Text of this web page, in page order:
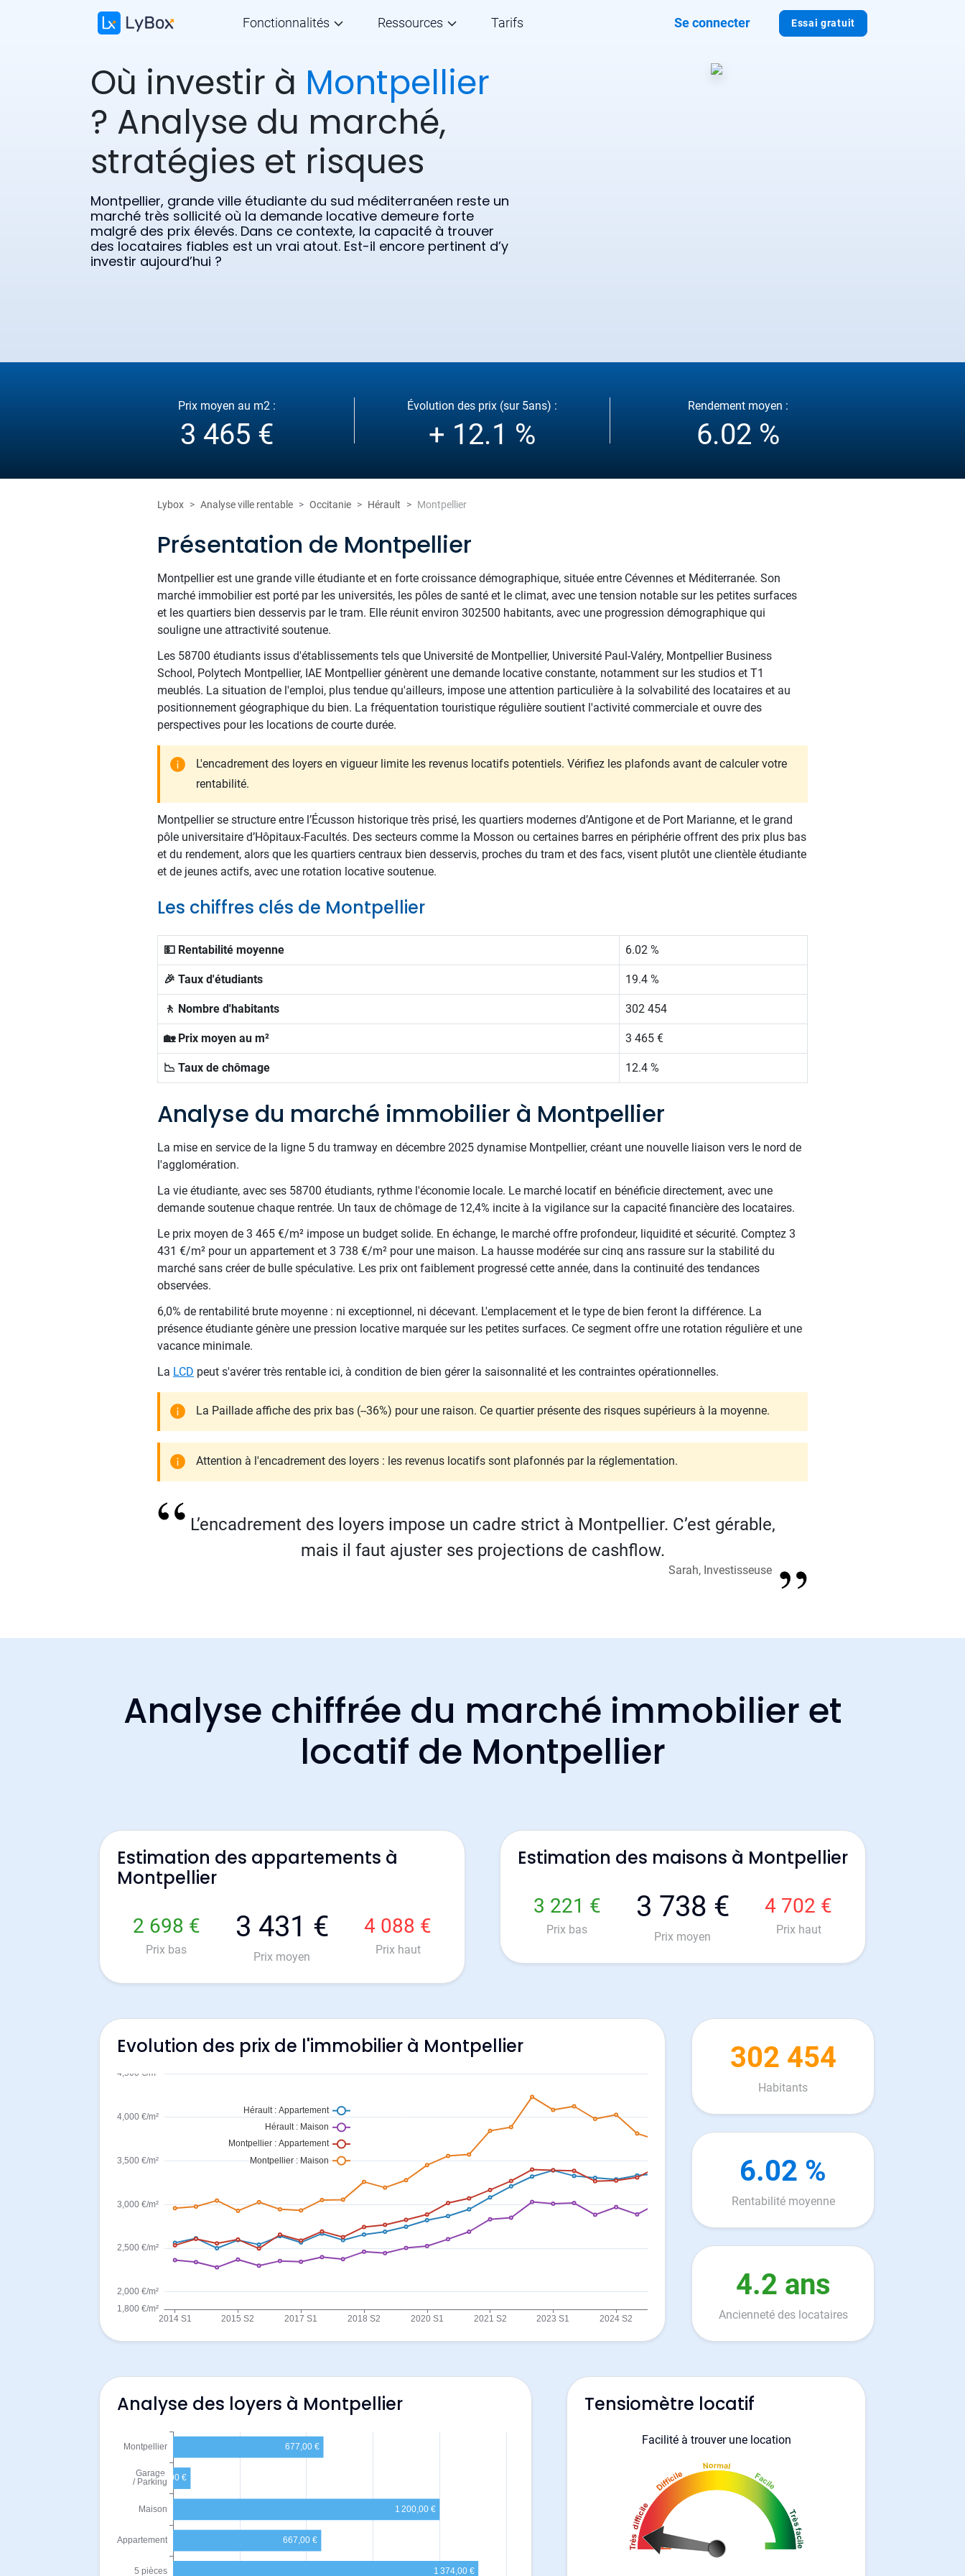
Essai gratuit
Fonctionnalités Ressources Tarifs Se connecter
Où investir à Montpellier
? Analyse du marché,
stratégies et risques
Montpellier, grande ville étudiante du sud méditerranéen reste un
marché très sollicité où la demande locative demeure forte
malgré des prix élevés. Dans ce contexte, la capacité à trouver
des locataires fiables est un vrai atout. Est-il encore pertinent d’y
investir aujourd’hui ?
Prix moyen au m2 :
3 465 €
Évolution des prix (sur 5ans) :
+ 12.1 %
Rendement moyen :
6.02 %
Lybox Analyse ville rentable Occitanie Hérault Montpellier
Présentation de Montpellier
Montpellier est une grande ville étudiante et en forte croissance démographique, située entre Cévennes et Méditerranée. Son
marché immobilier est porté par les universités, les pôles de santé et le climat, avec une tension notable sur les petites surfaces
et les quartiers bien desservis par le tram. Elle réunit environ 302500 habitants, avec une progression démographique qui
souligne une attractivité soutenue.
Les 58700 étudiants issus d'établissements tels que Université de Montpellier, Université Paul-Valéry, Montpellier Business
School, Polytech Montpellier, IAE Montpellier génèrent une demande locative constante, notamment sur les studios et T1
meublés. La situation de l'emploi, plus tendue qu'ailleurs, impose une attention particulière à la solvabilité des locataires et au
positionnement géographique du bien. La fréquentation touristique régulière soutient l'activité commerciale et ouvre des
perspectives pour les locations de courte durée.
L'encadrement des loyers en vigueur limite les revenus locatifs potentiels. Vérifiez les plafonds avant de calculer votre
rentabilité.
Montpellier se structure entre l’Écusson historique très prisé, les quartiers modernes d’Antigone et de Port Marianne, et le grand
pôle universitaire d’Hôpitaux-Facultés. Des secteurs comme la Mosson ou certaines barres en périphérie offrent des prix plus bas
et du rendement, alors que les quartiers centraux bien desservis, proches du tram et des facs, visent plutôt une clientèle étudiante
et de jeunes actifs, avec une rotation locative soutenue.
Les chiffres clés de Montpellier
💵 Rentabilité moyenne 6.02 %
🎉 Taux d'étudiants 19.4 %
🚶 Nombre d'habitants 302 454
🏡 Prix moyen au m² 3 465 €
📉 Taux de chômage 12.4 %
Analyse du marché immobilier à Montpellier
La mise en service de la ligne 5 du tramway en décembre 2025 dynamise Montpellier, créant une nouvelle liaison vers le nord de
l'agglomération.
La vie étudiante, avec ses 58700 étudiants, rythme l'économie locale. Le marché locatif en bénéficie directement, avec une
demande soutenue chaque rentrée. Un taux de chômage de 12,4% incite à la vigilance sur la capacité financière des locataires.
Le prix moyen de 3 465 €/m² impose un budget solide. En échange, le marché offre profondeur, liquidité et sécurité. Comptez 3
431 €/m² pour un appartement et 3 738 €/m² pour une maison. La hausse modérée sur cinq ans rassure sur la stabilité du
marché sans créer de bulle spéculative. Les prix ont faiblement progressé cette année, dans la continuité des tendances
observées.
6,0% de rentabilité brute moyenne : ni exceptionnel, ni décevant. L'emplacement et le type de bien feront la différence. La
présence étudiante génère une pression locative marquée sur les petites surfaces. Ce segment offre une rotation régulière et une
vacance minimale.
La LCD peut s'avérer très rentable ici, à condition de bien gérer la saisonnalité et les contraintes opérationnelles.
La Paillade affiche des prix bas (--36%) pour une raison. Ce quartier présente des risques supérieurs à la moyenne.
Attention à l'encadrement des loyers : les revenus locatifs sont plafonnés par la réglementation.
L’encadrement des loyers impose un cadre strict à Montpellier. C’est gérable,
mais il faut ajuster ses projections de cashflow.
Sarah, Investisseuse
Analyse chiffrée du marché immobilier et
locatif de Montpellier
Estimation des appartements à
Montpellier
2 698 €
Prix bas
3 431 €
Prix moyen
4 088 €
Prix haut
Estimation des maisons à Montpellier
3 221 €
Prix bas
3 738 €
Prix moyen
4 702 €
Prix haut
Evolution des prix de l'immobilier à Montpellier 302 454
Habitants
6.02 %
Rentabilité moyenne
4.2 ans
Ancienneté des locataires
Analyse des loyers à Montpellier Tensiomètre locatif
Facilité à trouver une location